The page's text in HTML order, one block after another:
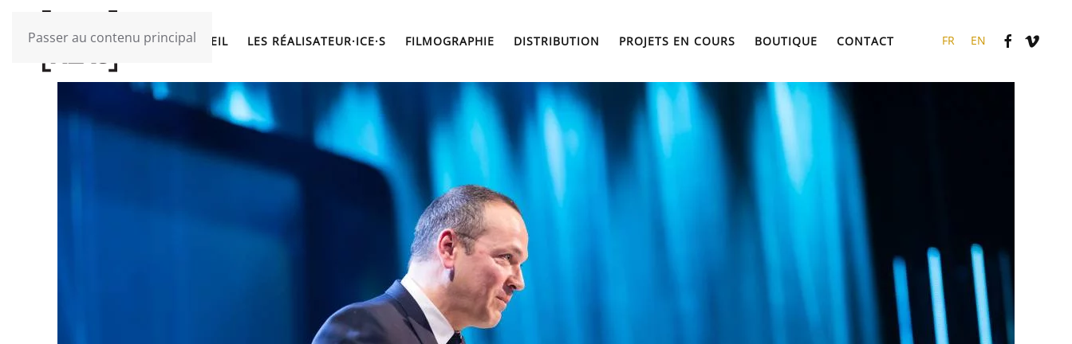
Passer au contenu principalACCUEIL LES RÉALISATEUR·ICE·S FILMOGRAPHIE DISTRIBUTION PROJETS EN COURS BOUTIQUE CONTACT FR EN